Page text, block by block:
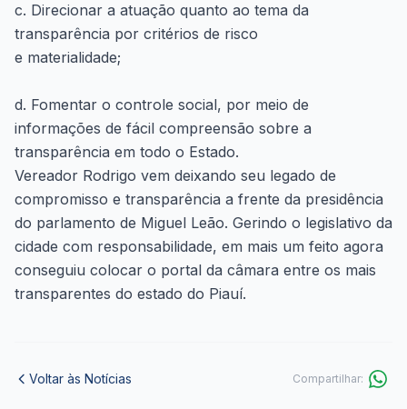
c. Direcionar a atuação quanto ao tema da
transparência por critérios de risco
e materialidade;
d. Fomentar o controle social, por meio de
informações de fácil compreensão sobre a
transparência em todo o Estado.
Vereador Rodrigo vem deixando seu legado de
compromisso e transparência a frente da presidência
do parlamento de Miguel Leão. Gerindo o legislativo da
cidade com responsabilidade, em mais um feito agora
conseguiu colocar o portal da câmara entre os mais
transparentes do estado do Piauí.
Voltar às Notícias Compartilhar: